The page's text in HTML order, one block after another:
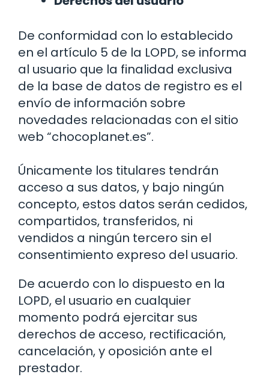
De conformidad con lo establecido
en el artículo 5 de la LOPD, se informa
al usuario que la finalidad exclusiva
de la base de datos de registro es el
envío de información sobre
novedades relacionadas con el sitio
web “chocoplanet.es”.
Únicamente los titulares tendrán
acceso a sus datos, y bajo ningún
concepto, estos datos serán cedidos,
compartidos, transferidos, ni
vendidos a ningún tercero sin el
consentimiento expreso del usuario.
De acuerdo con lo dispuesto en la
LOPD, el usuario en cualquier
momento podrá ejercitar sus
derechos de acceso, rectificación,
cancelación, y oposición ante el
prestador.